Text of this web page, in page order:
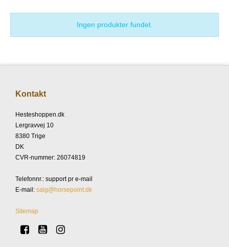
Ingen produkter fundet.
Kontakt
Hesteshoppen.dk
Lergravvej 10
8380 Trige
DK
CVR-nummer: 26074819
Telefonnr.: support pr e-mail
E-mail : salg@horsepoint.dk
Sitemap